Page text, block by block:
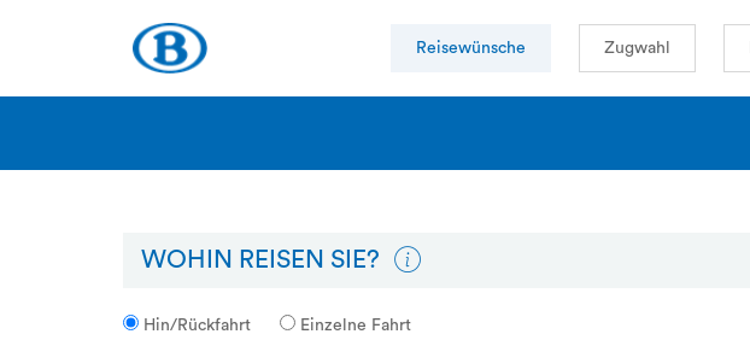
Reisewünsche Zugwahl
WOHIN REISEN SIE?
Hin/Rückfahrt Einzelne Fahrt